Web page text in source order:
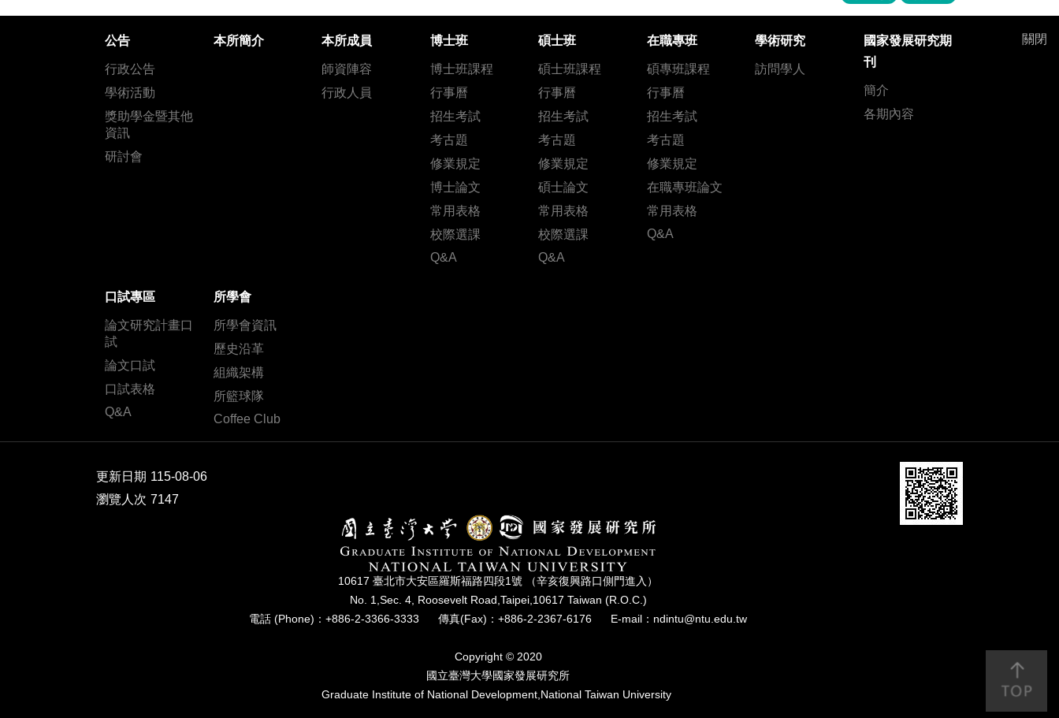
關閉
公告
行政公告
學術活動
獎助學金暨其他
資訊
研討會
本所簡介 本所成員
師資陣容
行政人員
博士班
博士班課程
行事曆
招生考試
考古題
修業規定
博士論文
常用表格
校際選課
Q&A
碩士班
碩士班課程
行事曆
招生考試
考古題
修業規定
碩士論文
常用表格
校際選課
Q&A
在職專班
碩專班課程
行事曆
招生考試
考古題
修業規定
在職專班論文
常用表格
Q&A
學術研究
訪問學人
國家發展研究期
刊
簡介
各期內容
口試專區
論文研究計畫口
試
論文口試
口試表格
Q&A
所學會
所學會資訊
歷史沿革
組織架構
所籃球隊
Coffee Club
更新日期 115-08-06
瀏覽人次 7147
10617 臺北市⼤安區羅斯福路四段1號 （辛亥復興路⼝側⾨進入）
No. 1,Sec. 4, Roosevelt Road,Taipei,10617 Taiwan (R.O.C.)
電話 (Phone)：+886-2-3366-3333
傳真(Fax)：+886-2-2367-6176 E-mail：ndintu@ntu.edu.tw
Copyright © 2020
國立臺灣⼤學國家發展研究所
Graduate Institute of National Development,National Taiwan University